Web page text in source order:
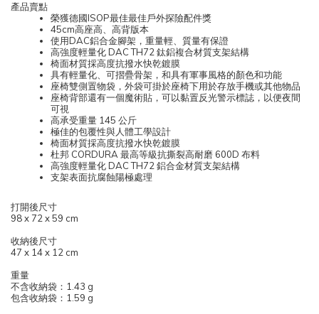
產品賣點
榮獲德國ISOP最佳最佳戶外探險配件獎
45cm高座高、高背版本
使用DAC鋁合金腳架，重量輕、質量有保證
高強度輕量化 DAC TH72 鈦鋁複合材質支架結構
椅面材質採高度抗撥水快乾鍍膜
具有輕量化、可摺疊骨架，和具有軍事風格的顏色和功能
座椅雙側置物袋，外袋可掛於座椅下用於存放手機或其他物品
座椅背部還有一個魔術貼，可以黏置反光警示標誌，以便夜間
可視
高承受重量 145 公斤
極佳的包覆性與人體工學設計
椅面材質採高度抗撥水快乾鍍膜
杜邦 CORDURA 最高等級抗撕裂高耐磨 600D 布料
高強度輕量化 DAC TH72 鋁合金材質支架結構
支架表面抗腐蝕陽極處理
打開後尺寸
98 x 72 x 59 cm
收納後尺寸
47 x 14 x 12 cm
重量
不含收納袋：1.43 g
包含收納袋：1.59 g